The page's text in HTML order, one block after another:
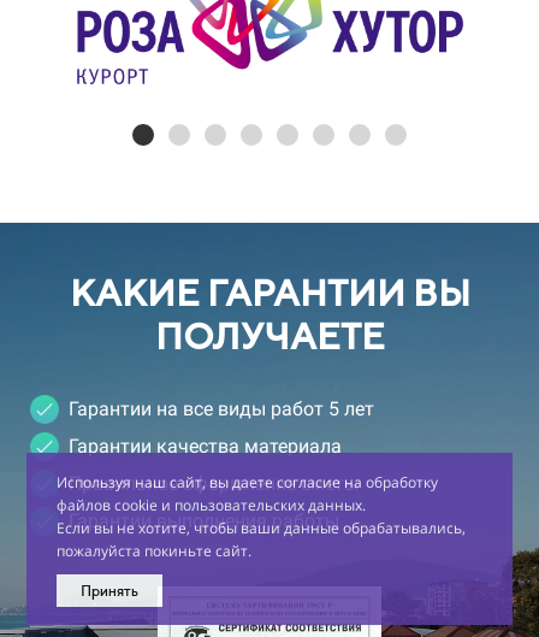
КАКИЕ ГАРАНТИИ ВЫ
ПОЛУЧАЕТЕ
Гарантии на все виды работ 5 лет
Гарантии качества материала
Правильное оформление сметы
Гарантии выполнения работы
Используя наш сайт, вы даете согласие на обработку
файлов cookie и пользовательских данных.
Если вы не хотите, чтобы ваши данные обрабатывались,
пожалуйста покиньте сайт.
Принять